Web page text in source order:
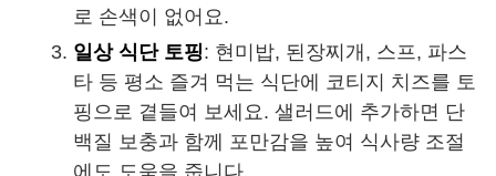
로 손색이 없어요.
일상 식단 토핑: 현미밥, 된장찌개, 스프, 파스
타 등 평소 즐겨 먹는 식단에 코티지 치즈를 토
핑으로 곁들여 보세요. 샐러드에 추가하면 단
백질 보충과 함께 포만감을 높여 식사량 조절